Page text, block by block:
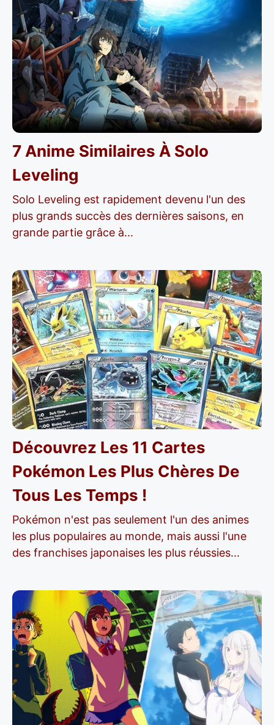
7 Anime Similaires À Solo
Leveling
Solo Leveling est rapidement devenu l'un des
plus grands succès des dernières saisons, en
grande partie grâce à...
Découvrez Les 11 Cartes
Pokémon Les Plus Chères De
Tous Les Temps !
Pokémon n'est pas seulement l'un des animes
les plus populaires au monde, mais aussi l'une
des franchises japonaises les plus réussies...